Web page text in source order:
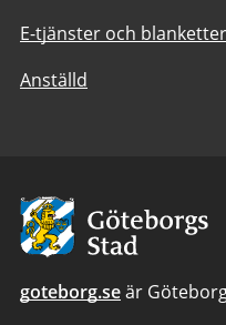
E-tjänster och blanketter
Anställd
Avsändare:
Göteborgs
Stad
goteborg.seär